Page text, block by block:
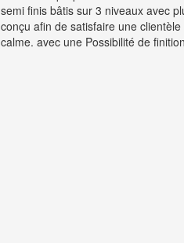
semi finis bâtis sur 3 niveaux avec
conçu afin de satisfaire une
calme. avec une Possibilité de